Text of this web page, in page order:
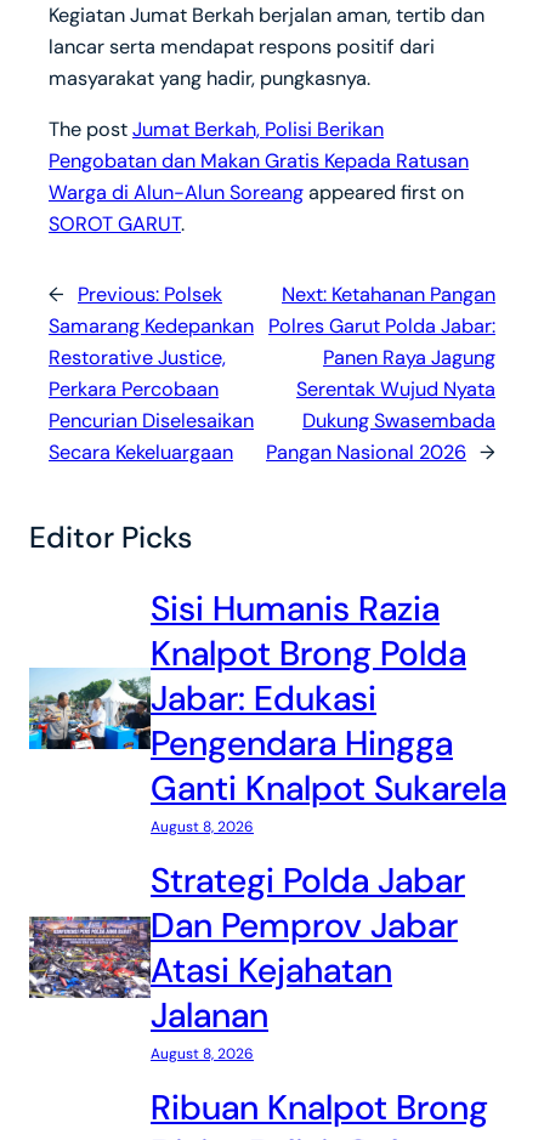
Kegiatan Jumat Berkah berjalan aman, tertib dan
lancar serta mendapat respons positif dari
masyarakat yang hadir, pungkasnya.
The postJumat Berkah, Polisi Berikan
Pengobatan dan Makan Gratis Kepada Ratusan
Warga di Alun-Alun Soreangappeared first on
SOROT GARUT.
← Previous: Polsek
Samarang Kedepankan
Restorative Justice,
Perkara Percobaan
Pencurian Diselesaikan
Secara Kekeluargaan
Next: Ketahanan Pangan
Polres Garut Polda Jabar:
Panen Raya Jagung
Serentak Wujud Nyata
Dukung Swasembada
Pangan Nasional 2026 →
Editor Picks
Sisi Humanis Razia
Knalpot Brong Polda
Jabar: Edukasi
Pengendara Hingga
Ganti Knalpot Sukarela
August 8, 2026
Strategi Polda Jabar
Dan Pemprov Jabar
Atasi Kejahatan
Jalanan
August 8, 2026
Ribuan Knalpot Brong